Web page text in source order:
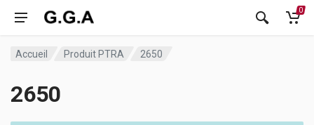
0
Accueil Produit PTRA 2650
2650